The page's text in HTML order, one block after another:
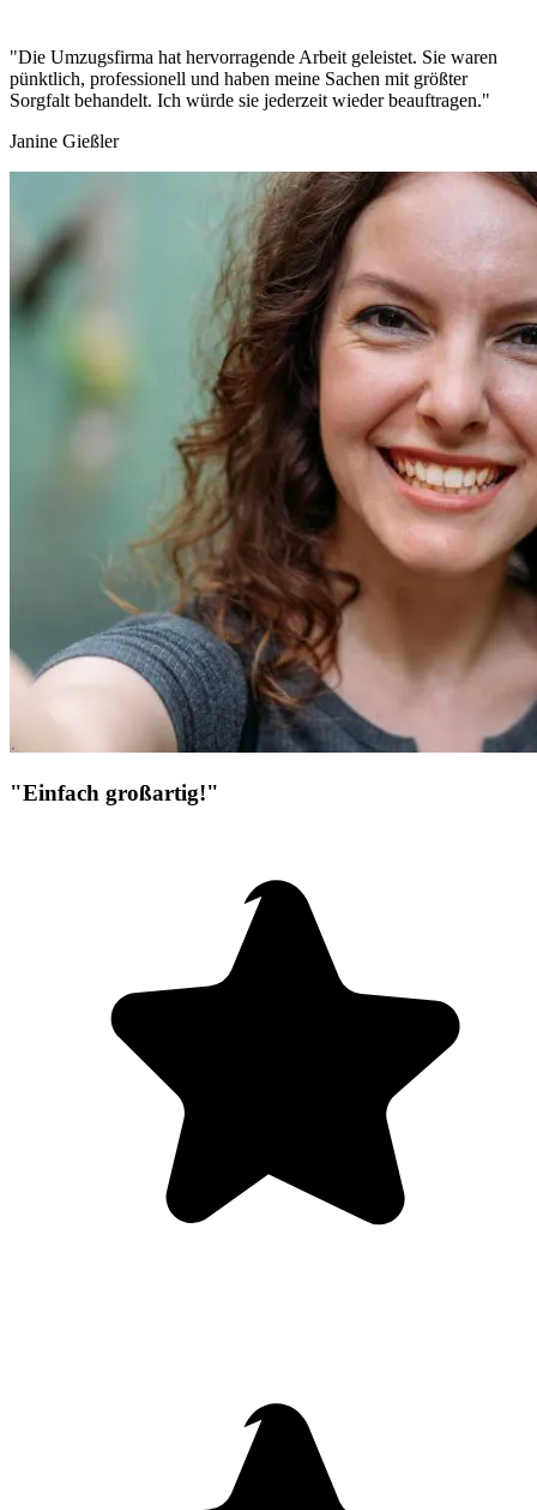
"Die Umzugsfirma hat hervorragende Arbeit geleistet. Sie waren
pünktlich, professionell und haben meine Sachen mit größter
Sorgfalt behandelt. Ich würde sie jederzeit wieder beauftragen."
Janine Gießler
"Einfach großartig!"